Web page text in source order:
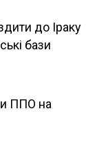
до Іраку
бази
ППО на